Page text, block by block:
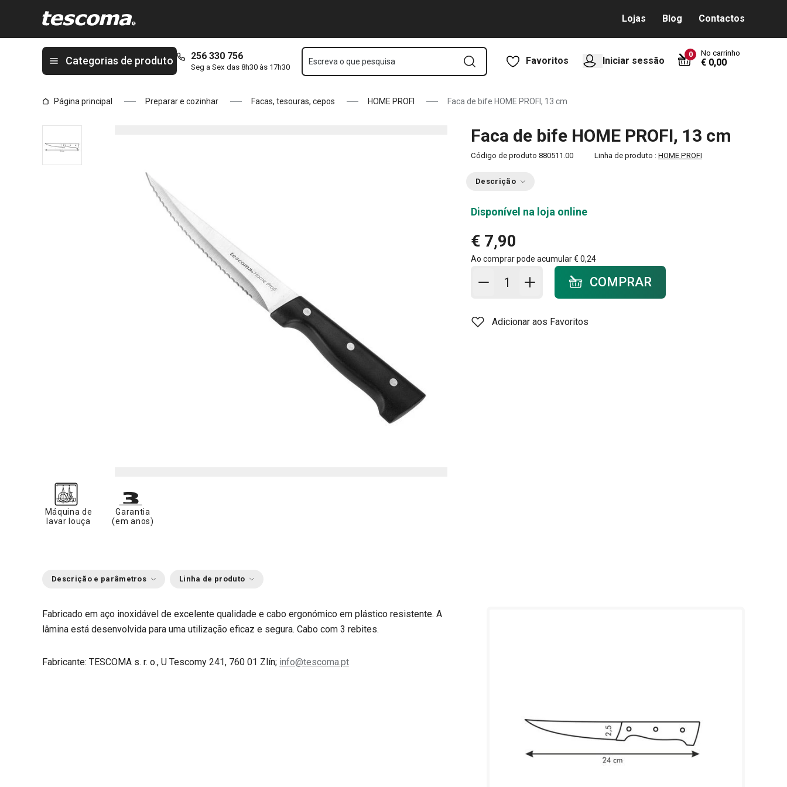
Lojas Blog Contactos
Categorias de produto 256 330 756
Seg a Sex das 8h30 às 17h30
Escreva o que pesquisa Favoritos Iniciar sessão
0 No carrinho
€ 0,00
Página principal Preparar e cozinhar Facas, tesouras, cepos HOME PROFI Faca de bife HOME PROFI, 13 cm
Faca de bife HOME PROFI, 13 cm
Código de produto 880511.00 Linha de produto : HOME PROFI
Descrição
Disponível na loja online
€ 7,90
Ao comprar pode acumular€ 0,24
Adicionar ao carrinho - quantidade
COMPRAR
Adicionar aos Favoritos
Máquina de
lavar louça
Garantia
(em anos)
Descrição e parâmetros Linha de produto
Fabricado em aço inoxidável de excelente qualidade e cabo ergonómico em plástico resistente. A
lâmina está desenvolvida para uma utilização eficaz e segura. Cabo com 3 rebites.
Fabricante: TESCOMA s. r. o., U Tescomy 241, 760 01 Zlín; info@tescoma.pt